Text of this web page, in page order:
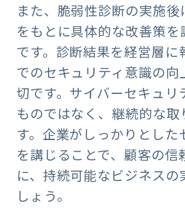
また、脆弱性診断の実施
をもとに具体的な改善策
です。診断結果を経営層
でのセキュリティ意識の
切です。サイバーセキュリ
ものではなく、継続的な
す。企業がしっかりとした
を講じることで、顧客の信
に、持続可能なビジネスの
しょう。